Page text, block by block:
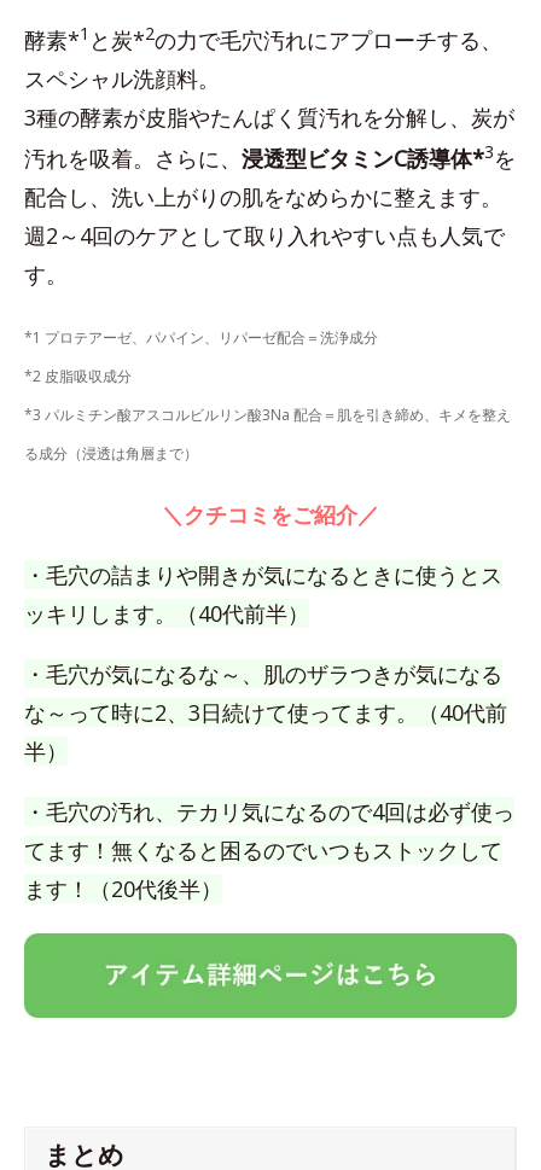
酵素*1 と炭*2の力で毛穴汚れにアプローチする、
スペシャル洗顔料。
3種の酵素が皮脂やたんぱく質汚れを分解し、炭が
汚れを吸着。さらに、 浸透型ビタミンC誘導体*3を
配合し、洗い上がりの肌をなめらかに整えます。
週2～4回のケアとして取り入れやすい点も人気で
す。
*1 プロテアーゼ、パパイン、リパーゼ配合＝洗浄成分
*2 皮脂吸収成分
*3 パルミチン酸アスコルビルリン酸3Na 配合＝肌を引き締め、キメを整え
る成分（浸透は角層まで）
＼クチコミをご紹介／
・毛穴の詰まりや開きが気になるときに使うとス
ッキリします。（40代前半）
・毛穴が気になるな～、肌のザラつきが気になる
な～って時に2、3日続けて使ってます。（40代前
半）
・毛穴の汚れ、テカリ気になるので4回は必ず使っ
てます！無くなると困るのでいつもストックして
ます！（20代後半）
まとめ